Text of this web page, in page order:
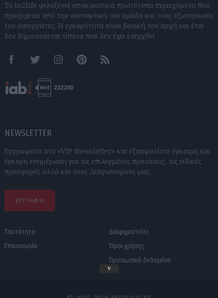
Το In2life φιλοξενεί αποκλειστικά πρωτότυπο περιεχόμενο που
προέρχεται από την συντακτική του ομάδα και τους εξωτερικούς
του συνεργάτες. Η εγκυρότητα είναι βασική του αρχή και έτσι
δεν δημοσιεύεται τίποτα που δεν έχει ελεγχθεί.
FacebookTwitter InstagramPinterestRSS feeds
NEWSLETTER
Εγγραφείτε στο «VIP Newsletter» και εξασφαλίστε έγκαιρη και
έγκυρη ενημέρωση για τις επιλεγμένες προτάσεις, τις ειδικές
προσφορές αλλά και τους Διαγωνισμούς μας.
ΕΓΓΡΑΦΗ
Ταυτότητα
Επικοινωνία
Διαφημιστείτε
Όροι χρήσης
Προσωπικά δεδομένα
v